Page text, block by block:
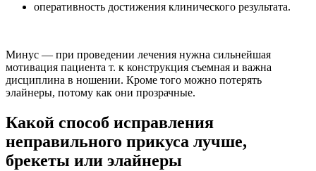
оперативность достижения клинического результата.
Минус — при проведении лечения нужна сильнейшая
мотивация пациента т. к конструкция съемная и важна
дисциплина в ношении. Кроме того можно потерять
элайнеры, потому как они прозрачные.
Какой способ исправления
неправильного прикуса лучше,
брекеты или элайнеры